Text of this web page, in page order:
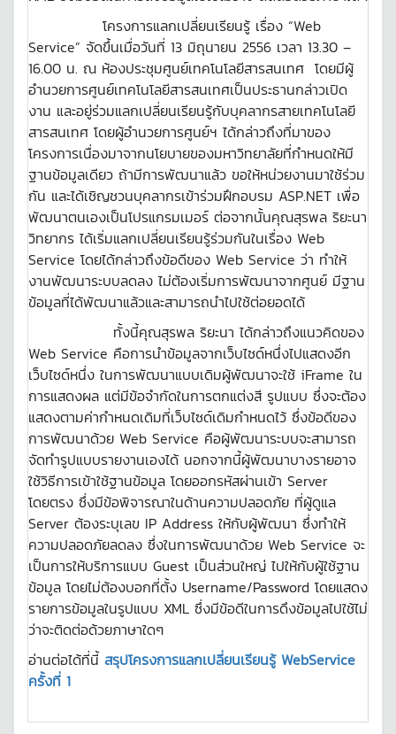
โครงการแลกเปลี่ยนเรียนรู้ เรื่อง “Web
Service” จัดขึ้นเมื่อวันที่ 13 มิถุนายน 2556 เวลา 13.30 –
16.00 น. ณ ห้องประชุมศูนย์เทคโนโลยีสารสนเทศ โดยมีผู้
อำนวยการศูนย์เทคโนโลยีสารสนเทศเป็นประธานกล่าวเปิด
งาน และอยู่ร่วมแลกเปลี่ยนเรียนรู้กับบุคลากรสายเทคโนโลยี
สารสนเทศ โดยผู้อำนวยการศูนย์ฯ ได้กล่าวถึงที่มาของ
โครงการเนื่องมาจากนโยบายของมหาวิทยาลัยที่กำหนดให้มี
ฐานข้อมูลเดียว ถ้ามีการพัฒนาแล้ว ขอให้หน่วยงานมาใช้ร่วม
กัน และได้เชิญชวนบุคลากรเข้าร่วมฝึกอบรม ASP.NET เพื่อ
พัฒนาตนเองเป็นโปรแกรมเมอร์ ต่อจากนั้นคุณสุรพล ริยะนา
วิทยากร ได้เริ่มแลกเปลี่ยนเรียนรู้ร่วมกันในเรื่อง Web
Service โดยได้กล่าวถึงข้อดีของ Web Service ว่า ทำให้
งานพัฒนาระบบลดลง ไม่ต้องเริ่มการพัฒนาจากศูนย์ มีฐาน
ข้อมูลที่ได้พัฒนาแล้วและสามารถนำไปใช้ต่อยอดได้
ทั้งนี้คุณสุรพล ริยะนา ได้กล่าวถึงแนวคิดของ
Web Service คือการนำข้อมูลจากเว็บไซด์หนึ่งไปแสดงอีก
เว็บไซด์หนึ่ง ในการพัฒนาแบบเดิมผู้พัฒนาจะใช้ iFrame ใน
การแสดงผล แต่มีข้อจำกัดในการตกแต่งสี รูปแบบ ซึ่งจะต้อง
แสดงตามค่ากำหนดเดิมที่เว็บไซด์เดิมกำหนดไว้ ซึ่งข้อดีของ
การพัฒนาด้วย Web Service คือผู้พัฒนาระบบจะสามารถ
จัดทำรูปแบบรายงานเองได้ นอกจากนี้ผู้พัฒนาบางรายอาจ
ใช้วิธีการเข้าใช้ฐานข้อมูล โดยออกรหัสผ่านเข้า Server
โดยตรง ซึ่งมีข้อพิจารณาในด้านความปลอดภัย ที่ผู้ดูแล
Server ต้องระบุเลข IP Address ให้กับผู้พัฒนา ซึ่งทำให้
ความปลอดภัยลดลง ซึ่งในการพัฒนาด้วย Web Service จะ
เป็นการให้บริการแบบ Guest เป็นส่วนใหญ่ ไปให้กับผู้ใช้ฐาน
ข้อมูล โดยไม่ต้องบอกที่ตั้ง Username/Password โดยแสดง
รายการข้อมูลในรูปแบบ XML ซึ่งมีข้อดีในการดึงข้อมูลไปใช้ไม่
ว่าจะติดต่อด้วยภาษาใดๆ
อ่านต่อได้ที่นี้ สรุปโครงการแลกเปลี่ยนเรียนรู้ WebService
ครั้งที่ 1